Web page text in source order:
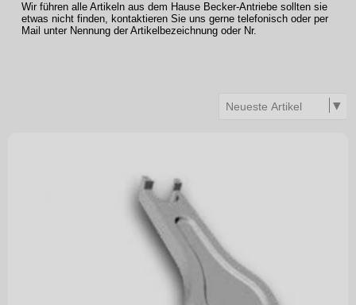
Wir führen alle Artikeln aus dem Hause Becker-Antriebe sollten sie
etwas nicht finden, kontaktieren Sie uns gerne telefonisch oder per
Mail unter Nennung der Artikelbezeichnung oder Nr.